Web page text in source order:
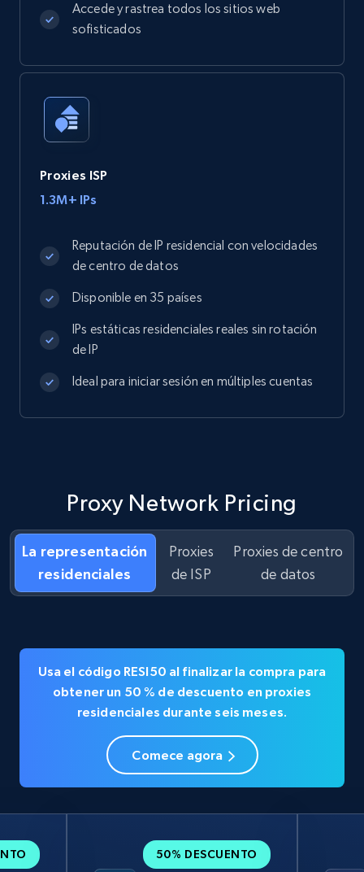
Accede y rastrea todos los sitios web
sofisticados
Proxies ISP
1.3M+ IPs
Reputación de IP residencial con velocidades
de centro de datos
Disponible en 35 países
IPs estáticas residenciales reales sin rotación
de IP
Ideal para iniciar sesión en múltiples cuentas
Proxy Network Pricing
La representación
residenciales
Proxies
de ISP
Proxies de centro
de datos
Usa el código RESI50 al finalizar la compra para
obtener un 50 % de descuento enproxies
residenciales durante seis meses.
Comece agora
50% DESCUENTO